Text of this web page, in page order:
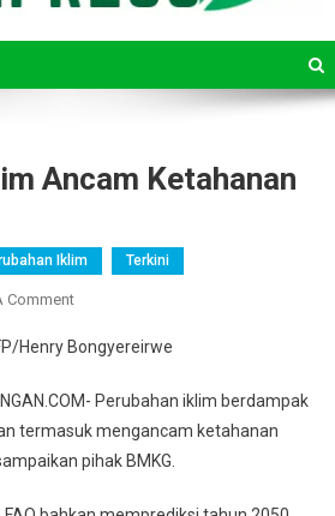
Ancam Ketahanan
Iklim Terkini
CommentOn
Iklim
Ketahanan
Pangan
Henry Bongyereirwe
Perubahan iklim berdampak
termasuk mengancam ketahanan
pihak BMKG.